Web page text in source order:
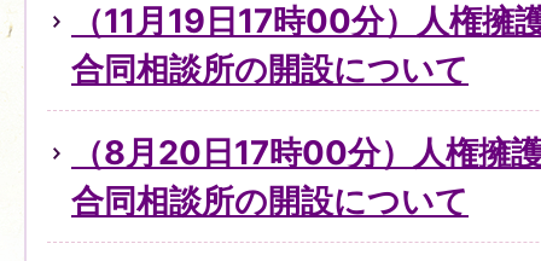
（11月19日17時00分）人権擁
合同相談所の開設について
（8月20日17時00分）人権擁
合同相談所の開設について